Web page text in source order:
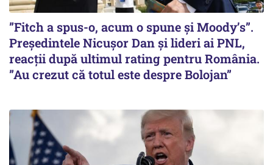
”Fitch a spus-o, acum o spune și Moody’s”.
Președintele Nicușor Dan și lideri ai PNL,
reacții după ultimul rating pentru România.
”Au crezut că totul este despre Bolojan”